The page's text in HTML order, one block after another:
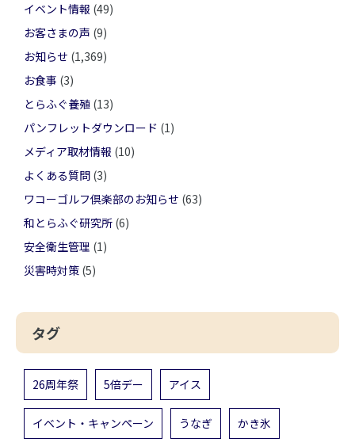
イベント情報 (49)
お客さまの声 (9)
お知らせ (1,369)
お食事 (3)
とらふぐ養殖 (13)
パンフレットダウンロード (1)
メディア取材情報 (10)
よくある質問 (3)
ワコーゴルフ倶楽部のお知らせ (63)
和とらふぐ研究所 (6)
安全衛生管理 (1)
災害時対策 (5)
タグ
26周年祭 5倍デー アイス
イベント・キャンペーン うなぎ かき氷